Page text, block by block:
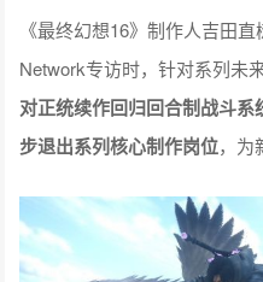
《最终幻想16》制作人吉田
Network专访时，针对系列未
对正统续作回归回合制战斗
步退出系列核心制作岗位，为